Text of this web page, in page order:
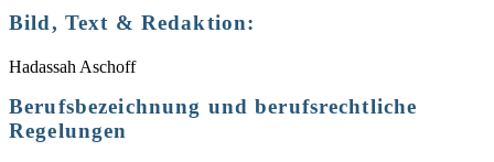
Bild, Text & Redaktion:
Hadassah Aschoff
Berufsbezeichnung und berufsrechtliche
Regelungen